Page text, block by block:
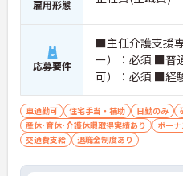
雇用形態
応募要件
■主任介護支援
ー）：必須 ■普
可）：必須 ■経
車通勤可 住宅手当・補助 日勤のみ
産休･育休･介護休暇取得実績あり
ボー
交通費支給
退職金制度あり